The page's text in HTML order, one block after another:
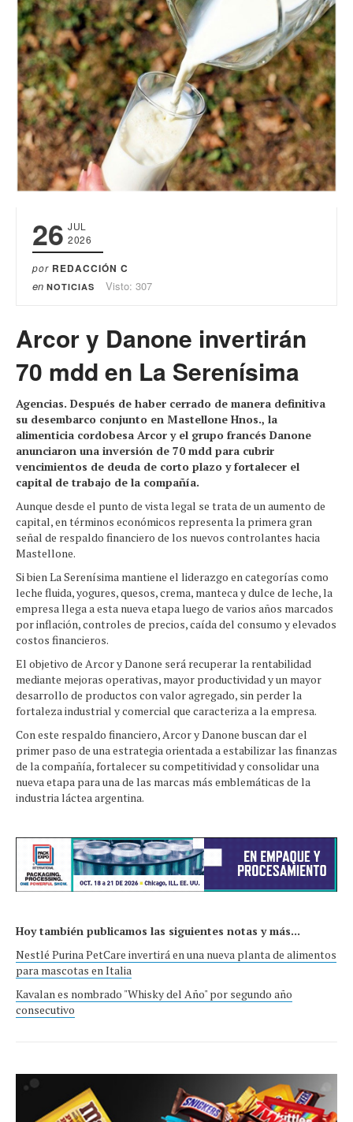
26 JUL
2026
por REDACCIÓN C
en NOTICIAS Visto: 307
Arcor y Danone invertirán
70 mdd en La Serenísima
Agencias. Después de haber cerrado de manera definitiva
su desembarco conjunto en Mastellone Hnos., la
alimenticia cordobesa Arcor y el grupo francés Danone
anunciaron una inversión de 70 mdd para cubrir
vencimientos de deuda de corto plazo y fortalecer el
capital de trabajo de la compañía.
Aunque desde el punto de vista legal se trata de un aumento de
capital, en términos económicos representa la primera gran
señal de respaldo financiero de los nuevos controlantes hacia
Mastellone.
Si bien La Serenísima mantiene el liderazgo en categorías como
leche fluida, yogures, quesos, crema, manteca y dulce de leche, la
empresa llega a esta nueva etapa luego de varios años marcados
por inflación, controles de precios, caída del consumo y elevados
costos financieros.
El objetivo de Arcor y Danone será recuperar la rentabilidad
mediante mejoras operativas, mayor productividad y un mayor
desarrollo de productos con valor agregado, sin perder la
fortaleza industrial y comercial que caracteriza a la empresa.
Con este respaldo financiero, Arcor y Danone buscan dar el
primer paso de una estrategia orientada a estabilizar las finanzas
de la compañía, fortalecer su competitividad y consolidar una
nueva etapa para una de las marcas más emblemáticas de la
industria láctea argentina.
Hoy también publicamos las siguientes notas y más...
Nestlé Purina PetCare invertirá en una nueva planta de alimentos
para mascotas en Italia
Kavalan es nombrado "Whisky del Año" por segundo año
consecutivo